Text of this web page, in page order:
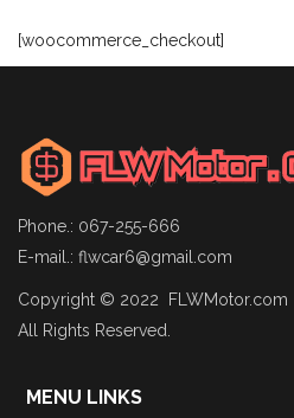
[woocommerce_checkout]
Phone.: 067-255-666
E-mail.: flwcar6@gmail.com
Copyright © 2022 FLWMotor.com
All Rights Reserved.
MENU LINKS